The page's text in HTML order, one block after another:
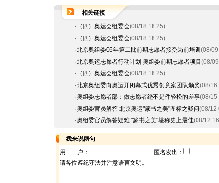
相关链接
· （四）奥运会组委会(08/18 18:25)
· （四）奥运会组委会(08/18 18:25)
·北京奥组委06年第二批前期志愿者接受岗前培训 (08/
·北京奥运志愿者行动计划 奥组委前期志愿者项目 (08/
· （四）奥运会组委会(08/18 18:25)
·北京奥组委向奥运开闭幕式优秀创意案团队颁奖(08/16
·奥组委志愿者部：做志愿者绝不是件轻松的差事(08/15
·奥组委官员解答 北京奥运"篆书之美"图标之疑问(08/12
·奥组委官员解答疑难 "篆书之美"堪称史上最佳(08/12
我来说两句
用 户：
匿名发出：
请各位遵纪守法并注意语言文明。